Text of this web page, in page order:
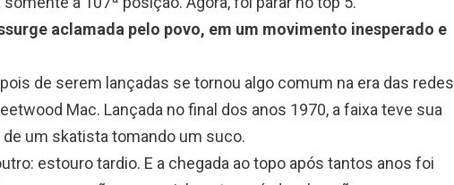
aclamada pelo povo, em um movimento inesperado e
de serem lançadas se tornou algo comum na era das redes
Mac. Lançada no final dos anos 1970, a faixa teve sua
um skatista tomando um suco.
estouro tardio. E a chegada ao topo após tantos anos foi